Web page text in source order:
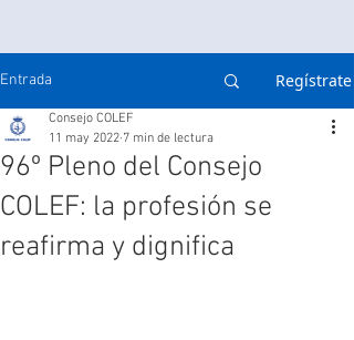
Entrada Regístrate
96º Pleno del Consejo
COLEF: la profesión se
reafirma y dignifica
Consejo COLEF
11 may 2022 7 min de lectura